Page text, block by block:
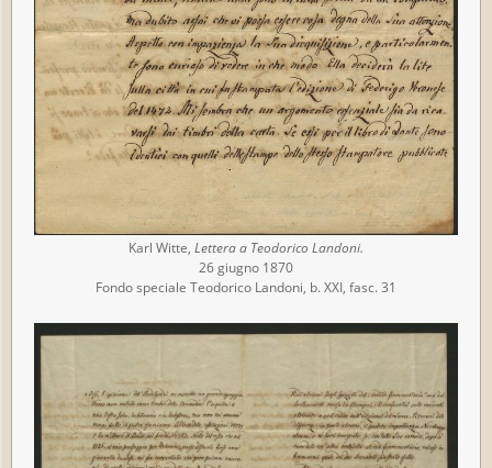
Karl Witte, Lettera a Teodorico Landoni.
26 giugno 1870
Fondo speciale Teodorico Landoni, b. XXI, fasc. 31